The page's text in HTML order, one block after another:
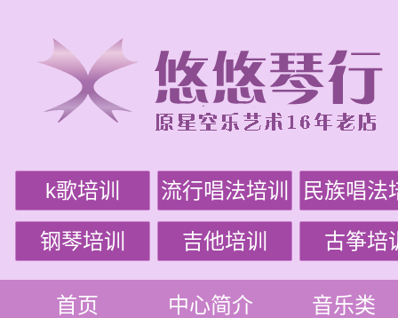
k歌培训 流行唱法培训 民族唱法
钢琴培训 吉他培训 古筝培
首页 中心简介 音乐类